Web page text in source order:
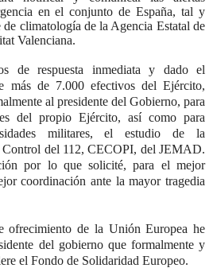
en el conjunto de España, tal y
climatología de la Agencia Estatal de
Valenciana.
de respuesta inmediata y dado el
más de 7.000 efectivos del Ejército,
al presidente del Gobierno, para
del propio Ejército, así como para
militares, el estudio de la
del 112, CECOPI, del JEMAD.
por lo que solicité, para el mejor
coordinación ante la mayor tragedia
ofrecimiento de la Unión Europea he
del gobierno que formalmente y
el Fondo de Solidaridad Europeo.